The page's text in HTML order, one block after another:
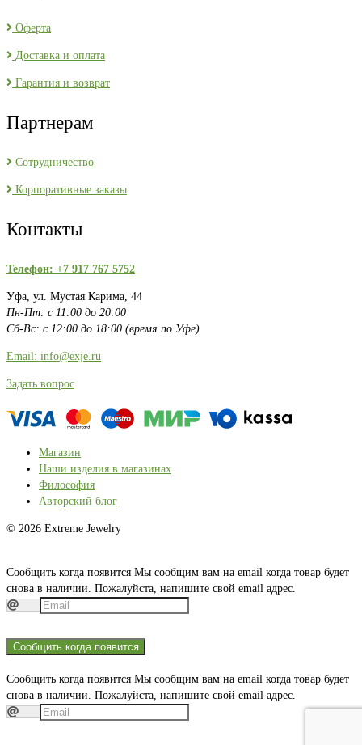
Оферта
Доставка и оплата
Гарантия и возврат
Партнерам
Сотрудничество
Корпоративные заказы
Контакты
Телефон: +7 917 767 5752
Уфа, ул. Мустая Карима, 44
Пн-Пт: с 11:00 до 20:00
Сб-Вс: с 12:00 до 18:00 (время по Уфе)
Email: info@exje.ru
Задать вопрос
Магазин
Наши изделия в магазинах
Философия
Авторский блог
© 2026 Extreme Jewelry
Сообщить когда появится Мы сообщим вам на email когда товар будет
снова в наличии. Пожалуйста, напишите свой email адрес.
Сообщить когда появится
Сообщить когда появится Мы сообщим вам на email когда товар будет
снова в наличии. Пожалуйста, напишите свой email адрес.